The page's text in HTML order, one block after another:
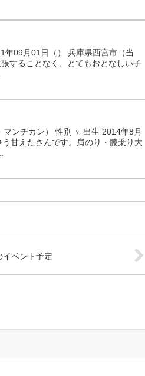
09月01日（） 兵庫県西宮市（当
することなく、とてもおとなしい子
ンチカン） 性別 ♀ 出生 2014年8月
甘えたさんです。肩のり・膝乗り大
イベント予定